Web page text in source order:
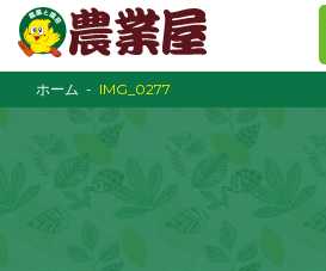
ホーム IMG_0277